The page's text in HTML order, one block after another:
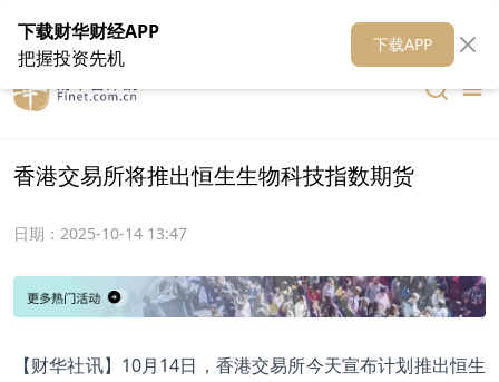
在线客服 关于我们 财华媒体矩阵 财华智库
香港交易所将推出恒生生物科技指数期货
日期： 2025-10-14 13:47
【财华社讯】10月14日，香港交易所今天宣布计划推出恒生
下载财华财经APP
把握投资先机
下载APP